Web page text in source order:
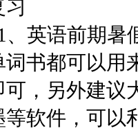
、英语前期
书都可以用
可，另外建议
软件，可以